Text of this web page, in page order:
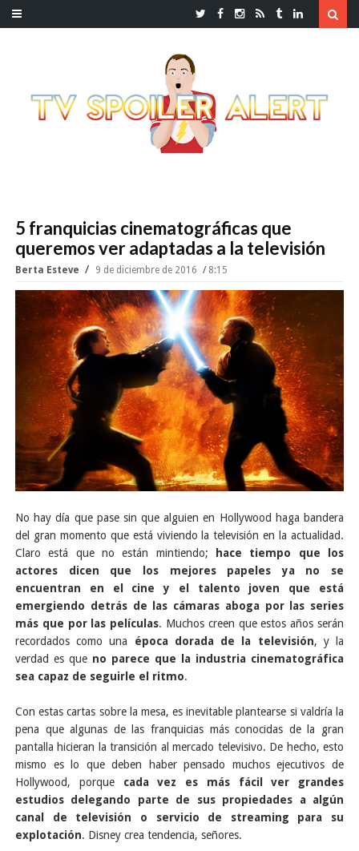
5 franquicias cinematográficas que
queremos ver adaptadas a la televisión
Berta Esteve 9 de diciembre de 2016 8:15
No hay día que pase sin que alguien en Hollywood haga bandera
del gran momento que está viviendo la televisión en la actualidad.
Claro está que no están mintiendo;
hace tiempo que los
actores dicen que los mejores papeles ya no se
encuentran en el cine y el talento joven que está
emergiendo detrás de las cámaras aboga por las series
más que por las películas. Muchos creen que estos años serán
recordados como una época dorada de la televisión, y la
verdad es que no parece que la industria cinematográfica
sea capaz de seguirle el ritmo.
Con estas cartas sobre la mesa, es inevitable plantearse si valdría la
pena que algunas de las franquicias más conocidas de la gran
pantalla hicieran la transición al mercado televisivo. De hecho, esto
mismo es lo que deben haber pensado muchos ejecutivos de
Hollywood, porque cada vez es más fácil ver grandes
estudios delegando parte de sus propiedades a algún
canal de televisión o servicio de streaming para su
explotación. Disney crea tendencia, señores.